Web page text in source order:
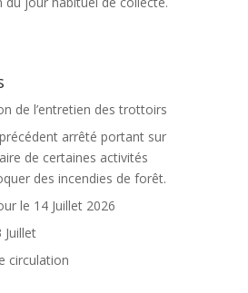
de l’entretien des trottoirs
arrêté portant sur
de certaines activités
des incendies de forêt.
le 14 Juillet 2026
circulation